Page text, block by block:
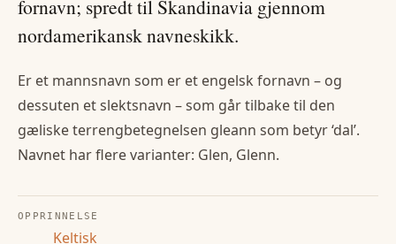
fornavn; spredt til Skandinavia gjennom
nordamerikansk navneskikk.
Er et mannsnavn som er et engelsk fornavn – og
dessuten et slektsnavn – som går tilbake til den
gæliske terrengbetegnelsen gleann som betyr ‘dal’.
Navnet har flere varianter: Glen, Glenn.
OPPRINNELSE
Keltisk